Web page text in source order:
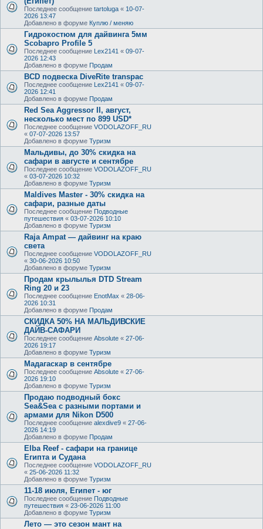
Последнее сообщение tartoluga « 10-07-
2026 13:47
Добавлено в форуме Куплю / меняю
Гидрокостюм для дайвинга 5мм
Scobapro Profile 5
Последнее сообщение Lex2141 « 09-07-
2026 12:43
Добавлено в форуме Продам
BCD подвеска DiveRite transpac
Последнее сообщение Lex2141 « 09-07-
2026 12:41
Добавлено в форуме Продам
Red Sea Aggressor II, август,
несколько мест по 899 USD*
Последнее сообщение VODOLAZOFF_RU
« 07-07-2026 13:57
Добавлено в форуме Туризм
Мальдивы, до 30% скидка на
сафари в августе и сентябре
Последнее сообщение VODOLAZOFF_RU
« 03-07-2026 10:32
Добавлено в форуме Туризм
Maldives Master - 30% скидка на
сафари, разные даты
Последнее сообщение Подводные
путешествия « 03-07-2026 10:10
Добавлено в форуме Туризм
Raja Ampat — дайвинг на краю
света
Последнее сообщение VODOLAZOFF_RU
« 30-06-2026 10:50
Добавлено в форуме Туризм
Продам крылылья DTD Stream
Ring 20 и 23
Последнее сообщение EnotMax « 28-06-
2026 10:31
Добавлено в форуме Продам
СКИДКА 50% НА МАЛЬДИВСКИЕ
ДАЙВ-САФАРИ
Последнее сообщение Absolute « 27-06-
2026 19:17
Добавлено в форуме Туризм
Мадагаскар в сентябре
Последнее сообщение Absolute « 27-06-
2026 19:10
Добавлено в форуме Туризм
Продаю подводный бокс
Sea&Sea с разными портами и
армами для Nikon D500
Последнее сообщение alexdive9 « 27-06-
2026 14:19
Добавлено в форуме Продам
Elba Reef - сафари на границе
Египта и Судана
Последнее сообщение VODOLAZOFF_RU
« 25-06-2026 11:32
Добавлено в форуме Туризм
11-18 июля, Египет - юг
Последнее сообщение Подводные
путешествия « 23-06-2026 11:00
Добавлено в форуме Туризм
Лето — это сезон мант на